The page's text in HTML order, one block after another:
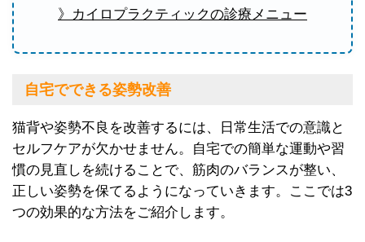
》カイロプラクティックの診療メニュー
自宅でできる姿勢改善
猫背や姿勢不良を改善するには、日常生活での意識と
セルフケアが欠かせません。自宅での簡単な運動や習
慣の見直しを続けることで、筋肉のバランスが整い、
正しい姿勢を保てるようになっていきます。ここでは3
つの効果的な方法をご紹介します。